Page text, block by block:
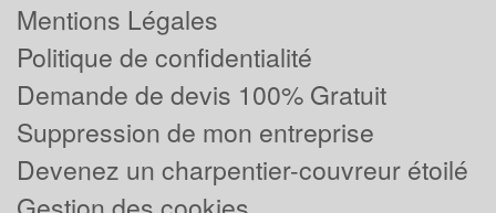
Mentions Légales
Politique de confidentialité
Demande de devis 100% Gratuit
Suppression de mon entreprise
Devenez un charpentier-couvreur étoilé